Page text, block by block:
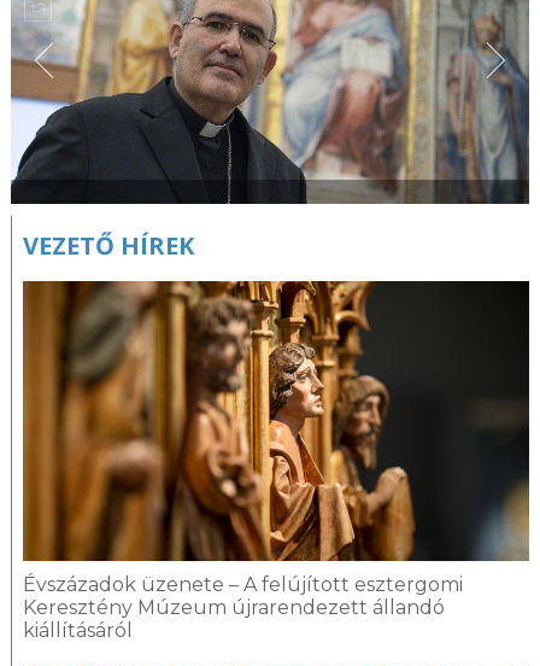
VEZETŐ HÍREK
Évszázadok üzenete – A felújított esztergomi
Keresztény Múzeum újrarendezett állandó
kiállításáról